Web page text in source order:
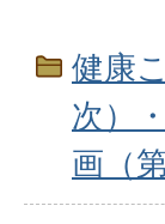
健康
次）
画（